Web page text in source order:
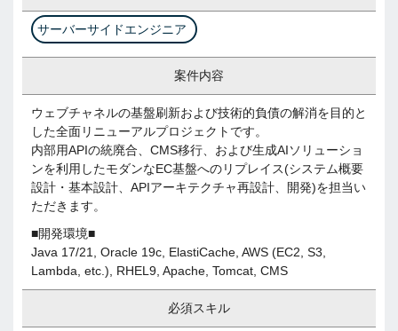
サーバーサイドエンジニア
案件内容
ウェブチャネルの基盤刷新および技術的負債の解消を目的と
した全面リニューアルプロジェクトです。
内部用APIの統廃合、CMS移行、および生成AIソリューショ
ンを利用したモダンなEC基盤へのリプレイス(システム概要
設計・基本設計、APIアーキテクチャ再設計、開発)を担当い
ただきます。
■開発環境■
Java 17/21, Oracle 19c, ElastiCache, AWS (EC2, S3,
Lambda, etc.), RHEL9, Apache, Tomcat, CMS
必須スキル